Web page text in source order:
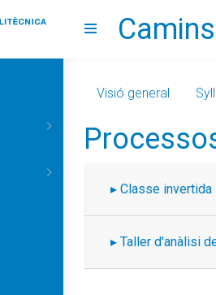
Show menu
Visió general
Classe invertida
Taller d'anàlisi